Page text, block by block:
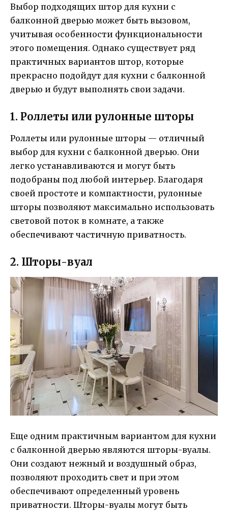
Выбор подходящих штор для кухни с
балконной дверью может быть вызовом,
учитывая особенности функциональности
этого помещения. Однако существует ряд
практичных вариантов штор, которые
прекрасно подойдут для кухни с балконной
дверью и будут выполнять свои задачи.
1. Роллеты или рулонные шторы
Роллеты или рулонные шторы — отличный
выбор для кухни с балконной дверью. Они
легко устанавливаются и могут быть
подобраны под любой интерьер. Благодаря
своей простоте и компактности, рулонные
шторы позволяют максимально использовать
световой поток в комнате, а также
обеспечивают частичную приватность.
2. Шторы-вуал
Еще одним практичным вариантом для кухни
с балконной дверью являются шторы-вуалы.
Они создают нежный и воздушный образ,
позволяют проходить свет и при этом
обеспечивают определенный уровень
приватности. Шторы-вуалы могут быть